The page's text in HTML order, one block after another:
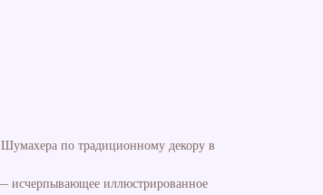
по традиционному декору в
исчерпывающее иллюстрированное